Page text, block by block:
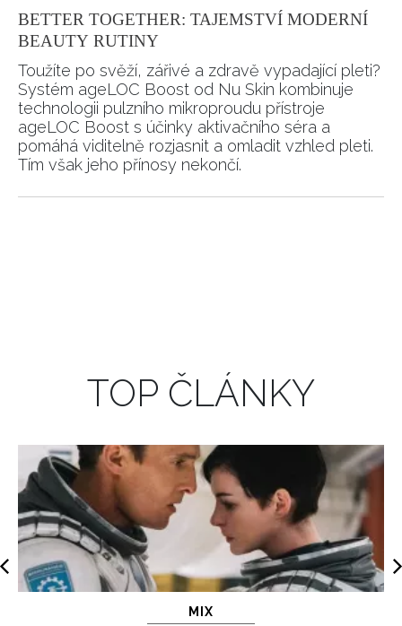
BETTER TOGETHER: TAJEMSTVÍ MODERNÍ
BEAUTY RUTINY
Toužíte po svěží, zářivé a zdravě vypadající pleti?
Systém ageLOC Boost od Nu Skin kombinuje
technologii pulzního mikroproudu přístroje
ageLOC Boost s účinky aktivačního séra a
pomáhá viditelně rozjasnit a omladit vzhled pleti.
Tím však jeho přínosy nekončí.
TOP ČLÁNKY
MIX